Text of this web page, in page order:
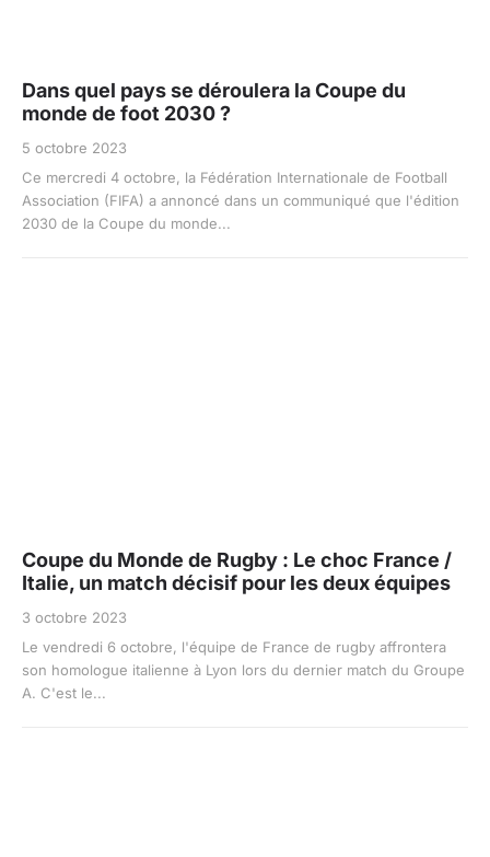
Dans quel pays se déroulera la Coupe du
monde de foot 2030 ?
5 octobre 2023
Ce mercredi 4 octobre, la Fédération Internationale de Football
Association (FIFA) a annoncé dans un communiqué que l'édition
2030 de la Coupe du monde...
Coupe du Monde de Rugby : Le choc France /
Italie, un match décisif pour les deux équipes
3 octobre 2023
Le vendredi 6 octobre, l'équipe de France de rugby affrontera
son homologue italienne à Lyon lors du dernier match du Groupe
A. C'est le...